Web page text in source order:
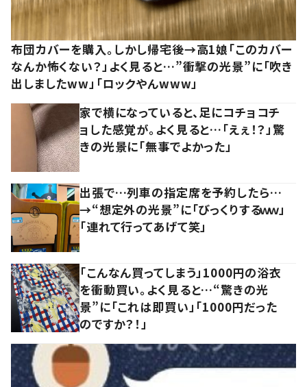
布団カバーを購入。しかし帰宅後→高1娘「このカバー
なんか怖くない？」よく見ると…”衝撃の光景”に「吹き
出しましたww」「ロックやんwww」
家で横になっていると、足にコチョコチ
ョした感覚が。よく見ると…「えぇ！？」驚
きの光景に「無事でよかった」
出張で…列車の指定席を予約したら…
→“想定外の光景”に「びっくりするｗｗ」
「連れて行ってあげて笑」
「こんなん買ってしまう」1000円の浴衣
を衝動買い。よく見ると…“驚きの光
景”に「これは即買い」「1000円だった
のですか？！」